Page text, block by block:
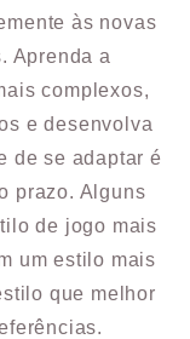
às novas
Aprenda a
complexos,
e desenvolva
de se adaptar é
prazo. Alguns
de jogo mais
um estilo mais
que melhor